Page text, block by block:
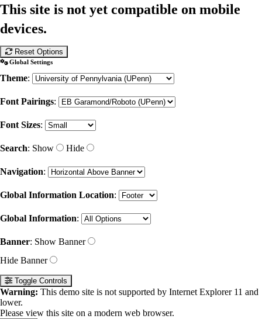
This site is not yet compatible on mobile
devices.
Reset Options
Global Settings
Theme:
Font Pairings:
Font Sizes:
Search: Show Hide
Navigation:
Global Information Location:
Global Information:
Banner: Show Banner
Hide Banner
Toggle Controls
Warning: This demo site is not supported by Internet Explorer 11 and
lower.
Please view this site on a modern web browser.